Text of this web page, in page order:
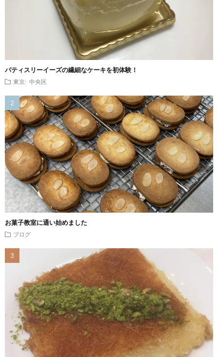
パティスリーイーズの繊細なケーキを初体験！
東京: 中央区
お菓子教室に通い始めました
ブログ